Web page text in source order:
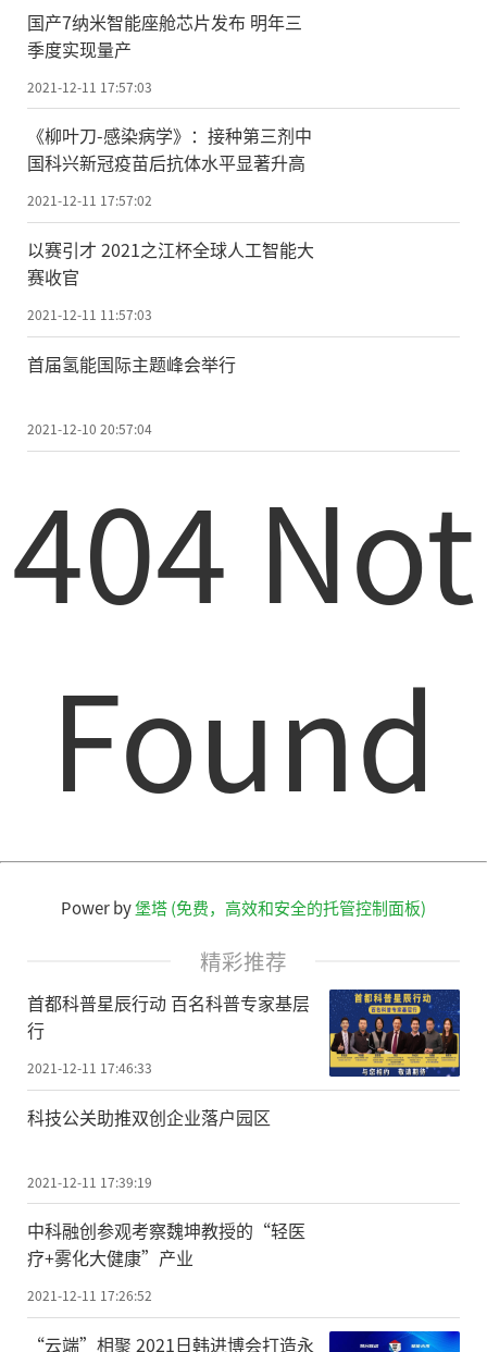
国产7纳米智能座舱芯片发布 明年三
季度实现量产
2021-12-11 17:57:03
《柳叶刀-感染病学》：接种第三剂中
国科兴新冠疫苗后抗体水平显著升高
2021-12-11 17:57:02
以赛引才 2021之江杯全球人工智能大
赛收官
2021-12-11 11:57:03
首届氢能国际主题峰会举行
2021-12-10 20:57:04
404 Not
Found
Power by堡塔 (免费，高效和安全的托管控制面板)
精彩推荐
首都科普星辰行动 百名科普专家基层
行
2021-12-11 17:46:33
科技公关助推双创企业落户园区
2021-12-11 17:39:19
中科融创参观考察魏坤教授的“轻医
疗+雾化大健康”产业
2021-12-11 17:26:52
“云端”相聚 2021日韩进博会打造永